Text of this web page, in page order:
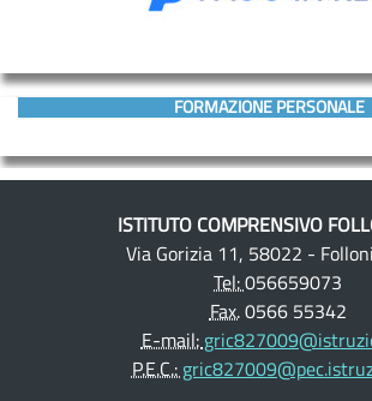
FORMAZIONE PERSONALE
ISTITUTO COMPRENSIVO
Via Gorizia 11, 58022 -
Tel:056659073
Fax.0566 55342
E-mail:
P.E.C.: